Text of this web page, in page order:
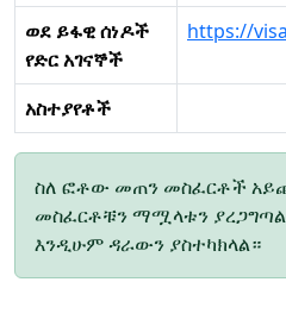
ወደ ይፋዊ ሰነዶች
የድር አገናኞች
https://
አስተያየቶች
ስለ ፎቶው መጠን መስፈርቶች
መስፈርቶቹን ማሟላቱን
እንዲሁም ዳራውን ያስተካክላል።